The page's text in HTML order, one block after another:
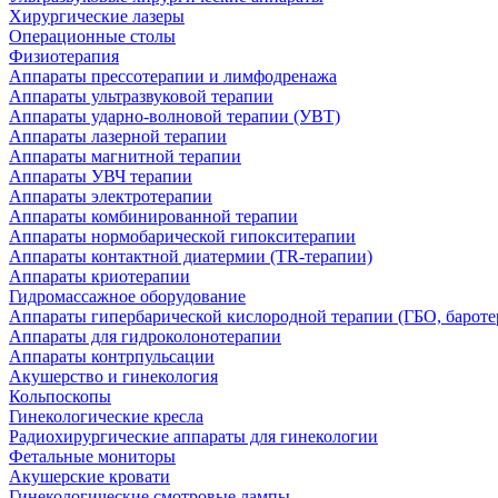
Хирургические лазеры
Операционные столы
Физиотерапия
Аппараты прессотерапии и лимфодренажа
Аппараты ультразвуковой терапии
Аппараты ударно-волновой терапии (УВТ)
Аппараты лазерной терапии
Аппараты магнитной терапии
Аппараты УВЧ терапии
Аппараты электротерапии
Аппараты комбинированной терапии
Аппараты нормобарической гипокситерапии
Аппараты контактной диатермии (TR-терапии)
Аппараты криотерапии
Гидромассажное оборудование
Аппараты гипербарической кислородной терапии (ГБО,
Аппараты для гидроколонотерапии
Аппараты контрпульсации
Акушерство и гинекология
Кольпоскопы
Гинекологические кресла
Радиохирургические аппараты для гинекологии
Фетальные мониторы
Акушерские кровати